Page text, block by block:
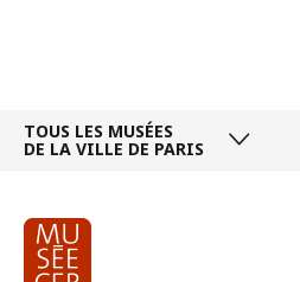
TOUS LES MUSÉES
DE LA VILLE DE PARIS